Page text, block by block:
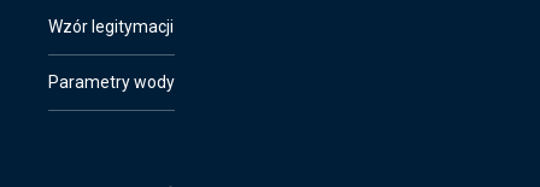
Wzór legitymacji
Parametry wody